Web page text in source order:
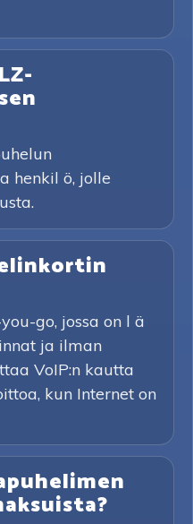
henkil ö, jolle
go, jossa on l ä
ja ilman
VoIP:n kautta
kun Internet on